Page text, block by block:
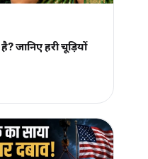
जानिए हरी चूड़ियों